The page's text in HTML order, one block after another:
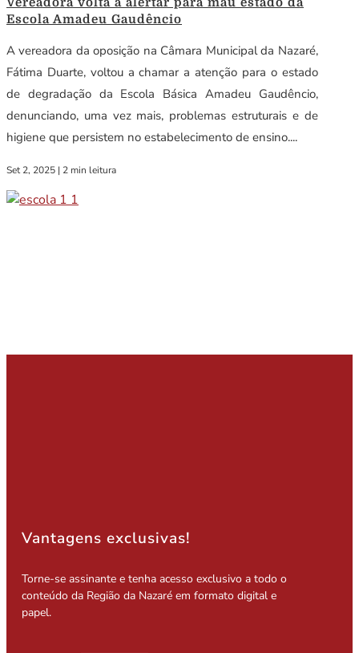
Escola Amadeu Gaudêncio
A vereadora da oposição na Câmara Municipal da Nazaré,
Fátima Duarte, voltou a chamar a atenção para o estado
de degradação da Escola Básica Amadeu Gaudêncio,
denunciando, uma vez mais, problemas estruturais e de
higiene que persistem no estabelecimento de ensino....
Set 2, 2025 | 2 min leitura
Vantagens exclusivas!
Torne-se assinante e tenha acesso exclusivo a todo o
conteúdo da Região da Nazaré em formato digital e
papel.